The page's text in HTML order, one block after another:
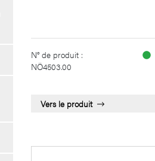
N° de produit :
NÖ4503.00
Vers le produit